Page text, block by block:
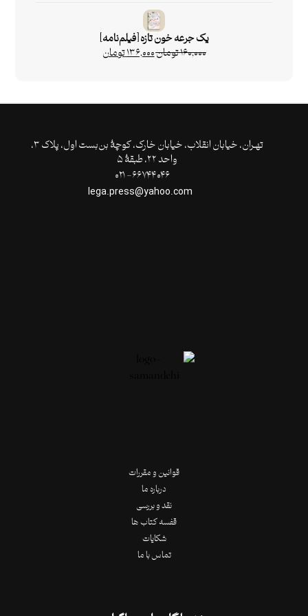
یک جرعه خون تازه [فیلم‌نامه]
۱۶۰,۰۰۰تومان۱۳۶,۰۰۰تومان
تهـران،‌ خیابان انقلاب، خیابان خارک، کوچۀ بن‌بست اول، پلاک ۳،
واحد ۲۲، طبقۀ ۵
قوانین و مقررات
درباره ما
نقد و بررسی
قفسه کتاب ها
شکایات
تماس با ما